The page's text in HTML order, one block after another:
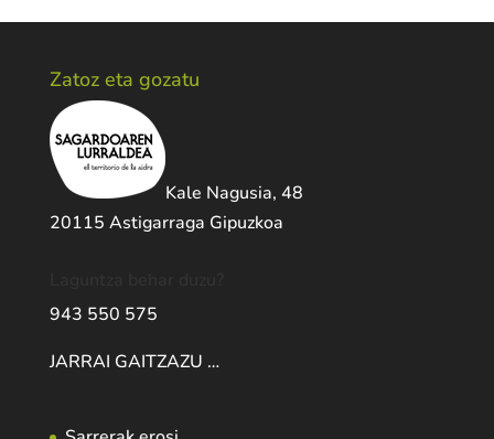
Zatoz eta gozatu
Kale Nagusia, 48
20115 Astigarraga Gipuzkoa
943 550 575
JARRAI GAITZAZU …